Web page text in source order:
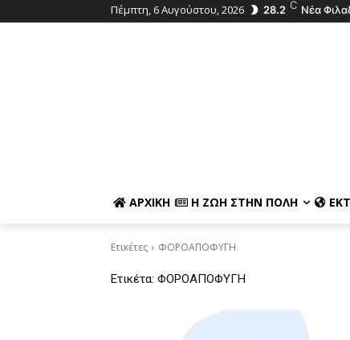
Πέμπτη, 6 Αυγούστου, 2026 28.2 C Νέα
ΑΡΧΙΚΉ Η ΖΩΉ ΣΤΗΝ ΠΌΛΗ
Ετικέτες ΦΟΡΟΑΠΟΦΥΓΗ
Ετικέτα: ΦΟΡΟΑΠΟΦΥΓΗ